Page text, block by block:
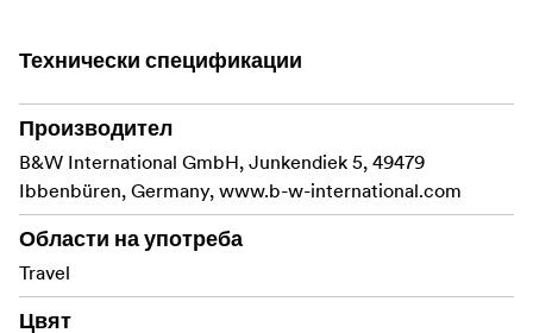
Технически спецификации
Производител
B&W International GmbH, Junkendiek 5, 49479
Ibbenbüren, Germany, www.b-w-international.com
Области на употреба
Travel
Цвят